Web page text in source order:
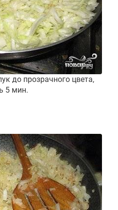
до прозрачного цвета,
5 мин.